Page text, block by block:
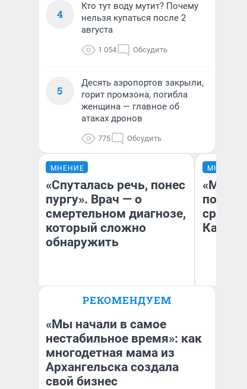
4
Кто тут воду мутит? Почему
нельзя купаться после 2
августа
1 054 Обсудить
5
Десять аэропортов закрыли,
горит промзона, погибла
женщина — главное об
атаках дронов
775 Обсудить
МНЕНИЕ
«Спуталась речь, понес
пургу». Врач — о
смертельном диагнозе,
который сложно
обнаружить
Главврач клиники
Волковой»
МНЕНИЕ
РЕКОМЕНДУЕМ
«Мы начали в самое
нестабильное время»: как
многодетная мама из
Архангельска создала
свой бизнес